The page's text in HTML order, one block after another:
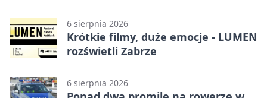
6 sierpnia 2026
Krótkie filmy, duże emocje - LUMEN
rozświetli Zabrze
6 sierpnia 2026